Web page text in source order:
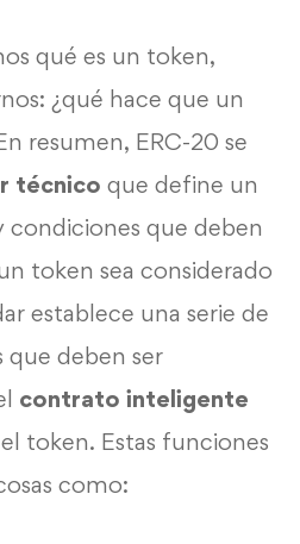
qué es un token,
¿qué hace que un
resumen, ERC-20 se
técnico que define un
que deben
token sea considerado
establece una serie de
deben ser
contrato inteligente
token. Estas funciones
como: